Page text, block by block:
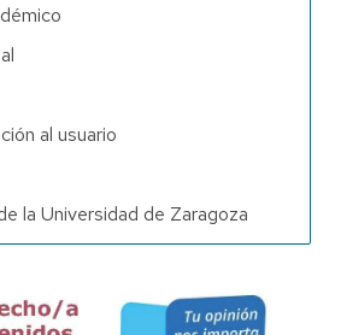
al usuario
la Universidad de Zaragoza